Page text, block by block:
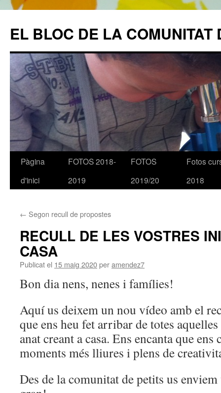
EL BLOC DE LA COMUNITAT
Vés
Pàgina
d'inici
FOTOS 2018-
2019
FOTOS
2019/20
Fotos
2018
← Segon recull de propostes
RECULL DE LES VOSTRES
CASA
Publicat el 15 maig 2020peramendez7
Bon dia nens, nenes i famílies!
Aquí us deixem un nou vídeo amb el
que ens heu fet arribar de totes
anat creant a casa. Ens encanta que
moments més lliures i plens de
Des de la comunitat de petits us enviem